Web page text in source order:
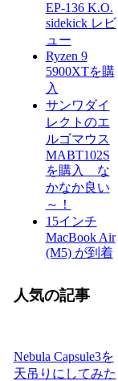
EP-136 K.O.
sidekick レビ
ュー
Ryzen 9
5900XTを購
入
サンワダイ
レクトのエ
ルゴマウス
MABT102S
を購入 な
かなか良い
～！
15インチ
MacBook Air
(M5) が到着
人気の記事
Nebula Capsule3を
天吊りにしてみた